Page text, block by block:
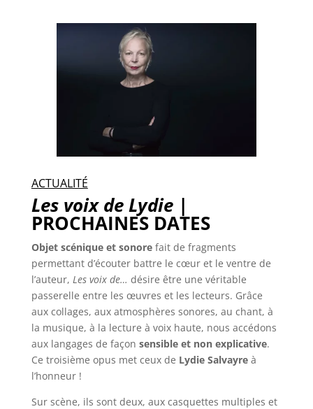
ACTUALITÉ
Les voix de Lydie |
PROCHAINES DATES
Objet scénique et sonorefait de fragments
permettant d’écouter battre le cœur et le ventre de
l’auteur, Les voix de… désire être une véritable
passerelle entre les œuvres et les lecteurs. Grâce
aux collages, aux atmosphères sonores, au chant, à
la musique, à la lecture à voix haute, nous accédons
aux langages de façon sensible et non explicative.
Ce troisième opus met ceux de Lydie Salvayreà
l’honneur !
Sur scène, ils sont deux, aux casquettes multiples et